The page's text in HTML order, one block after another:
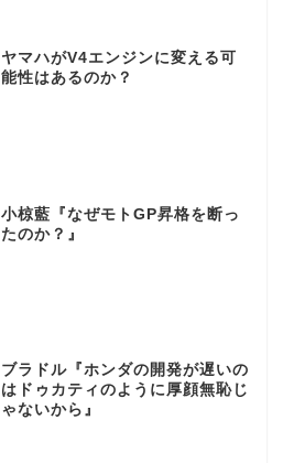
ヤマハがV4エンジンに変える可
能性はあるのか？
小椋藍『なぜモトGP昇格を断っ
たのか？』
ブラドル『ホンダの開発が遅いの
はドゥカティのように厚顔無恥じ
ゃないから』